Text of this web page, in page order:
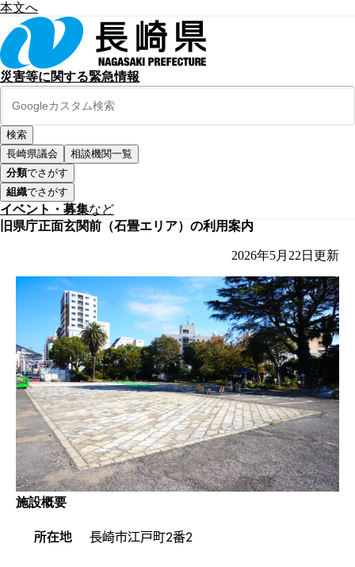
本文へ
災害等に関する緊急情報
長崎県議会
相談機関一覧
分類でさがす
組織でさがす
イベント・募集など
旧県庁正面玄関前（石畳エリア）の利用案内
2026年5月22日 更新
施設概要
所在地 長崎市江戸町2番2